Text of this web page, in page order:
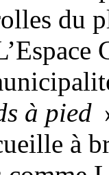
du
à pied
à